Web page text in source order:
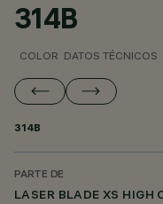
314B
COLOR DATOS TÉCNICOS
314B
PARTE DE